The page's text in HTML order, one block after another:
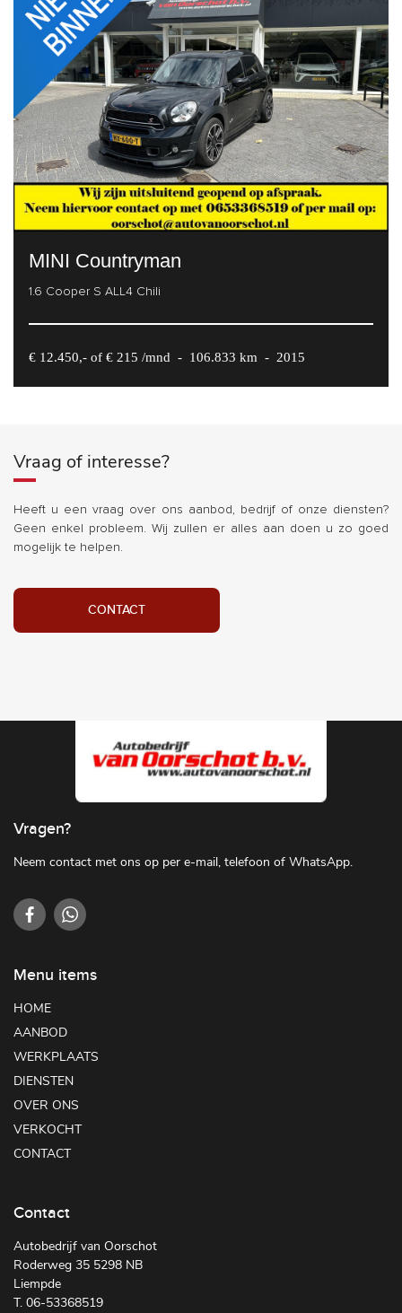
MINI Countryman
1.6 Cooper S ALL4 Chili
€ 12.450,- of € 215 /mnd - 106.833 km - 2015
Vraag of interesse?
Heeft u een vraag over ons aanbod, bedrijf of onze diensten?
Geen enkel probleem. Wij zullen er alles aan doen u zo goed
mogelijk te helpen.
CONTACT
Vragen?
Neem contact met ons op per e-mail, telefoon of WhatsApp.
Menu items
HOME
AANBOD
WERKPLAATS
DIENSTEN
OVER ONS
VERKOCHT
CONTACT
Contact
Autobedrijf van Oorschot
Roderweg 35 5298 NB
Liempde
T. 06-53368519